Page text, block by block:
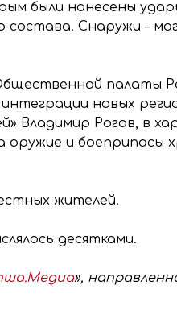
были нанесены
Снаружи –
палаты
новых
Владимир Рогов, в
и боеприпасы
жителей.
десятками.
»,